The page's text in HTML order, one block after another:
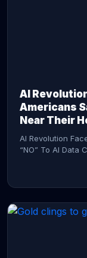
AI
Americans
Near Their
AI Revolution
“NO” To AI Data